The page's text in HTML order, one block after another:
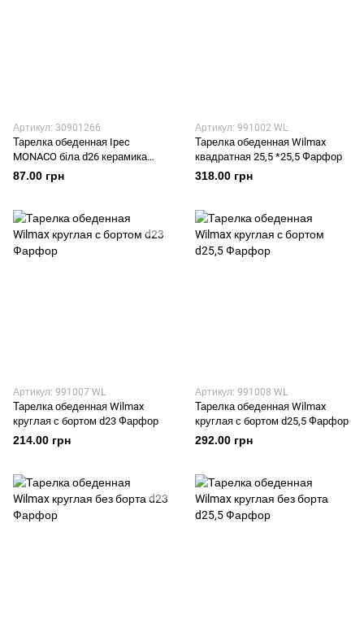
Артикул: 30901266
Тарелка обеденная Ipec
MONACO біла d26 керамика
каменная
87.00 грн
Артикул: 991002 WL
Тарелка обеденная Wilmax
квадратная 25,5 *25,5 Фарфор
318.00 грн
Артикул: 991007 WL
Тарелка обеденная Wilmax
круглая с бортом d23 Фарфор
214.00 грн
Артикул: 991008 WL
Тарелка обеденная Wilmax
круглая с бортом d25,5 Фарфор
292.00 грн